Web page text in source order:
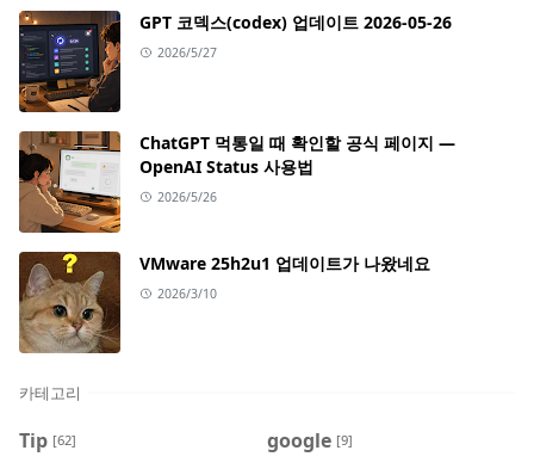
GPT 코덱스(codex) 업데이트 2026-05-26
2026/5/27
ChatGPT 먹통일 때 확인할 공식 페이지 —
OpenAI Status 사용법
2026/5/26
VMware 25h2u1 업데이트가 나왔네요
2026/3/10
카테고리
Tip [62] google [9]